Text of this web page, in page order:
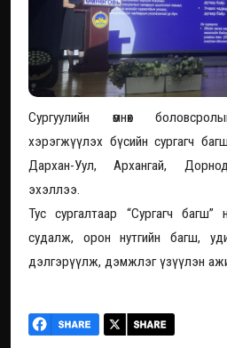
Сургуулийн өмнөх
хэрэгжүүлэх бүсийн сургагч
Дархан-Уул, Архангай,
эхэллээ.
Тус сургалтаар “Сургагч багш”
судалж, орон нутгийн багш,
дэлгэрүүлж, дэмжлэг үзүүлэн